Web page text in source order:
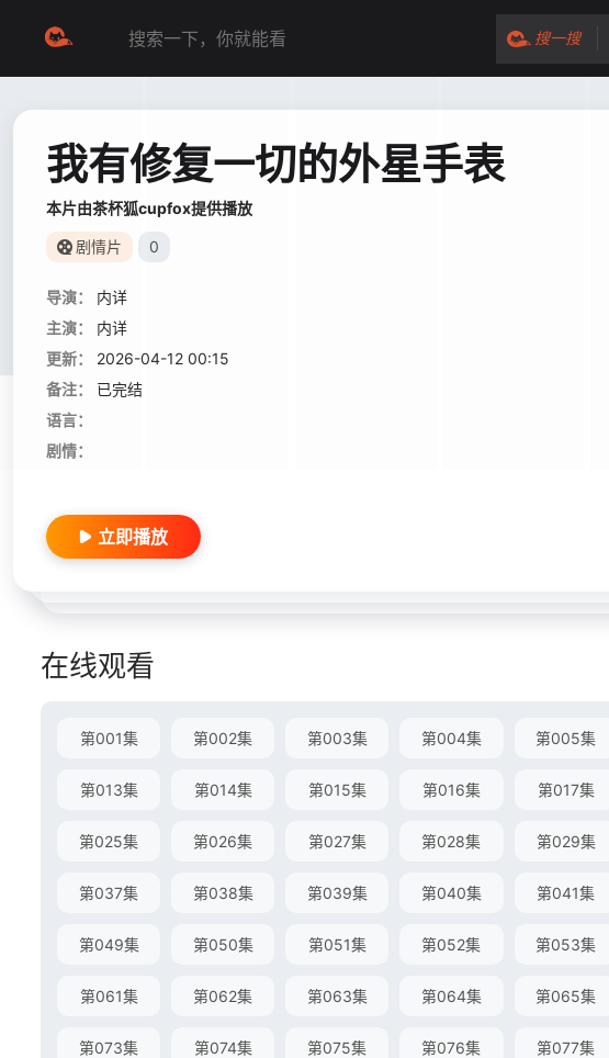
搜一搜
我有修复一切的外星手表
本片由茶杯狐cupfox提供播放
剧情片 0
导演：
内详
主演：
内详
更新：
2026-04-12 00:15
备注：
已完结
语言：
剧情：
立即播放
在线观看
第001集 第002集 第003集 第004集 第005集
第013集 第014集 第015集 第016集 第017集
第025集 第026集 第027集 第028集 第029集
第037集 第038集 第039集 第040集 第041集
第049集 第050集 第051集 第052集 第053集
第061集 第062集 第063集 第064集 第065集
第073集 第074集 第075集 第076集 第077集